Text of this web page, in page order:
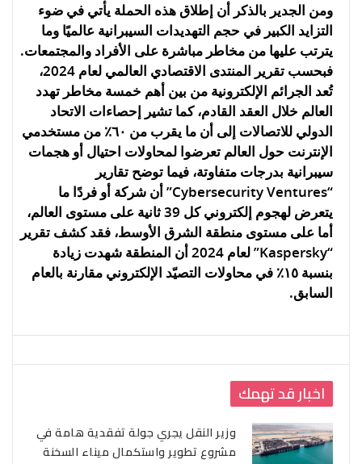
ومن الجدير بالذكر أن إطلاق هذه الحملة يأتي في ضوء
التزايد الكبير في حجم التهديدات السيبرانية عالميًا وما
يترتب عليها من مخاطر مباشرة على الأفراد والمجتمعات.
فبحسب تقرير المنتدى الاقتصادي العالمي لعام 2024،
تُعد الجرائم الإلكترونية من بين أهم خمسة مخاطر تهدد
العالم خلال العقد القادم، كما تشير إحصاءات الاتحاد
الدولي للاتصالات إلى أن ما يقرب من ٦٠٪ من مستخدمي
الإنترنت حول العالم تعرضوا لمحاولات احتيال أو هجمات
سيبرانية بدرجات متفاوتة، فيما توضح تقارير
“Cybersecurity Ventures” أن شركة أو فردًا ما
يتعرض لهجوم إلكتروني كل 39 ثانية على مستوى العالم،
أما على مستوى منطقة الشرق الأوسط، فقد كشف تقرير
“Kaspersky” لعام 2024 أن المنطقة شهدت زيادة
بنسبة ١٥٪ في محاولات التصيّد الإلكتروني مقارنة بالعام
السابق.
اخبار قد تهمك
وزير النقل يجري جولة تفقدية هامة في
مشروع تطوير واستكمال ميناء السخنة